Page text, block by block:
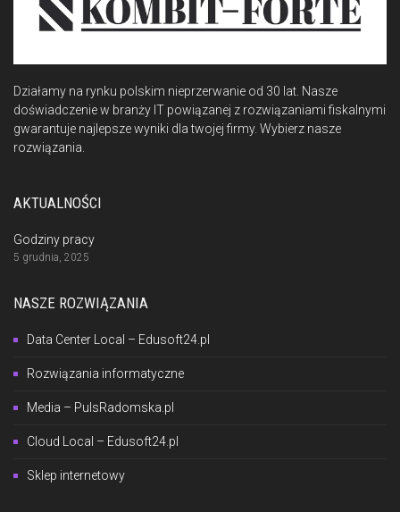
Działamy na rynku polskim nieprzerwanie od 30 lat. Nasze
doświadczenie w branży IT powiązanej z rozwiązaniami fiskalnymi
gwarantuje najlepsze wyniki dla twojej firmy. Wybierz nasze
rozwiązania.
AKTUALNOŚCI
Godziny pracy
5 grudnia, 2025
NASZE ROZWIĄZANIA
Data Center Local – Edusoft24.pl
Rozwiązania informatyczne
Media – PulsRadomska.pl
Cloud Local – Edusoft24.pl
Sklep internetowy